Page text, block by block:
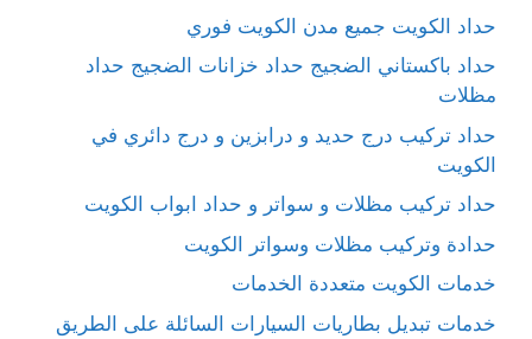
حداد الكويت جميع مدن الكويت فوري
حداد باكستاني الضجيج حداد خزانات الضجيج حداد
مظلات
حداد تركيب درج حديد و درابزين و درج دائري في
الكويت
حداد تركيب مظلات و سواتر و حداد ابواب الكويت
حدادة وتركيب مظلات وسواتر الكويت
خدمات الكويت متعددة الخدمات
خدمات تبديل بطاريات السيارات السائلة على الطريق